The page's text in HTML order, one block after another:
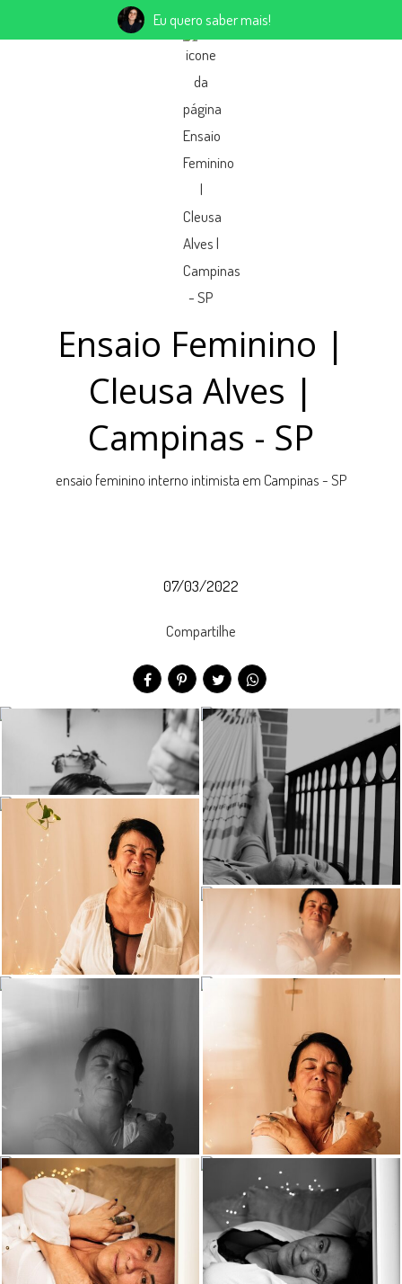
Ensaio Feminino |
Cleusa Alves |
Campinas - SP
ensaio feminino interno intimista em Campinas - SP
07/03/2022
Compartilhe
Eu quero saber mais!